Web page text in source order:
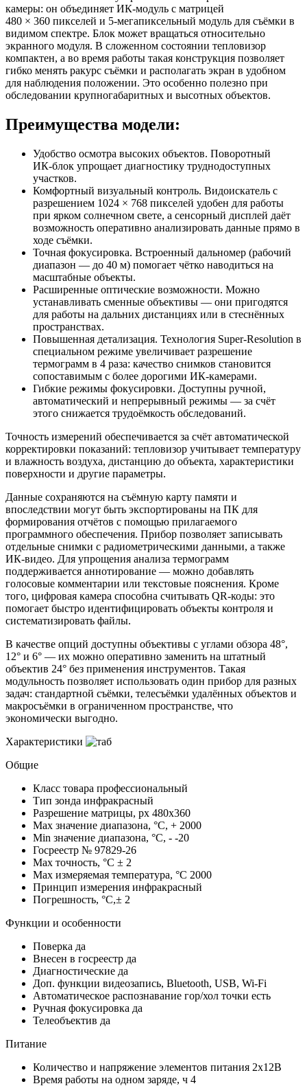
камеры: он объединяет ИК‑модуль с матрицей
480 × 360 пикселей и 5‑мегапиксельный модуль для съёмки в
видимом спектре. Блок может вращаться относительно
экранного модуля. В сложенном состоянии тепловизор
компактен, а во время работы такая конструкция позволяет
гибко менять ракурс съёмки и располагать экран в удобном
для наблюдения положении. Это особенно полезно при
обследовании крупногабаритных и высотных объектов.
Преимущества модели:
Удобство осмотра высоких объектов. Поворотный
ИК‑блок упрощает диагностику труднодоступных
участков.
Комфортный визуальный контроль. Видоискатель с
разрешением 1024 × 768 пикселей удобен для работы
при ярком солнечном свете, а сенсорный дисплей даёт
возможность оперативно анализировать данные прямо в
ходе съёмки.
Точная фокусировка. Встроенный дальномер (рабочий
диапазон — до 40 м) помогает чётко наводиться на
масштабные объекты.
Расширенные оптические возможности. Можно
устанавливать сменные объективы — они пригодятся
для работы на дальних дистанциях или в стеснённых
пространствах.
Повышенная детализация. Технология Super‑Resolution в
специальном режиме увеличивает разрешение
термограмм в 4 раза: качество снимков становится
сопоставимым с более дорогими ИК‑камерами.
Гибкие режимы фокусировки. Доступны ручной,
автоматический и непрерывный режимы — за счёт
этого снижается трудоёмкость обследований.
Точность измерений обеспечивается за счёт автоматической
корректировки показаний: тепловизор учитывает температуру
и влажность воздуха, дистанцию до объекта, характеристики
поверхности и другие параметры.
Данные сохраняются на съёмную карту памяти и
впоследствии могут быть экспортированы на ПК для
формирования отчётов с помощью прилагаемого
программного обеспечения. Прибор позволяет записывать
отдельные снимки с радиометрическими данными, а также
ИК‑видео. Для упрощения анализа термограмм
поддерживается аннотирование — можно добавлять
голосовые комментарии или текстовые пояснения. Кроме
того, цифровая камера способна считывать QR‑коды: это
помогает быстро идентифицировать объекты контроля и
систематизировать файлы.
В качестве опций доступны объективы с углами обзора 48°,
12° и 6° — их можно оперативно заменить на штатный
объектив 24° без применения инструментов. Такая
модульность позволяет использовать один прибор для разных
задач: стандартной съёмки, телесъёмки удалённых объектов и
макросъёмки в ограниченном пространстве, что
экономически выгодно.
Характеристики
Общие
Класс товара профессиональный
Тип зонда инфракрасный
Разрешение матрицы, px 480x360
Max значение диапазона, °C, + 2000
Min значение диапазона, °C, - -20
Госреестр № 97829-26
Max точность, °С ± 2
Max измеряемая температура, °С 2000
Принцип измерения инфракрасный
Погрешность, °C,± 2
Функции и особенности
Поверка да
Внесен в госреестр да
Диагностические да
Доп. функции видеозапись, Bluetooth, USB, Wi-Fi
Автоматическое распознавание гор/хол точки есть
Ручная фокусировка да
Телеобъектив да
Питание
Количество и напряжение элементов питания 2х12В
Время работы на одном заряде, ч 4